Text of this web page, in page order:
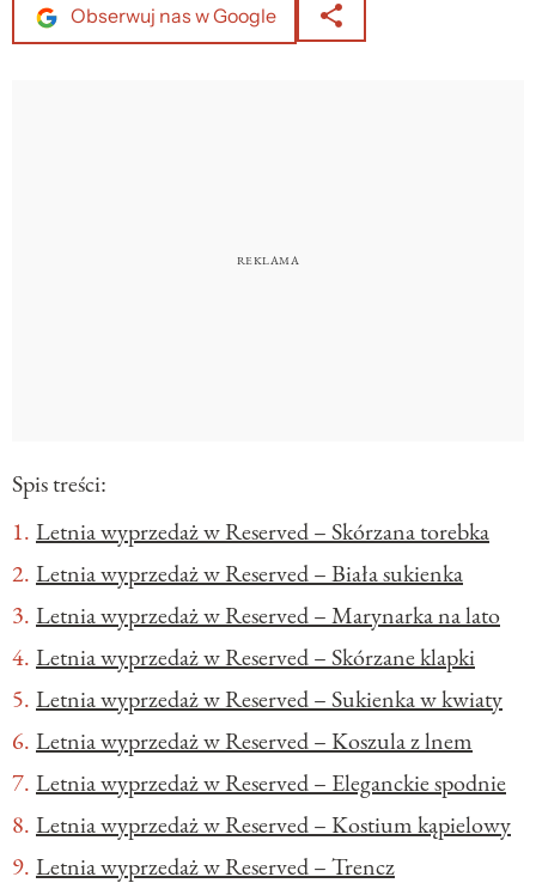
Obserwuj nas w Google
Spis treści:
Letnia wyprzedaż w Reserved – Skórzana torebka
Letnia wyprzedaż w Reserved – Biała sukienka
Letnia wyprzedaż w Reserved – Marynarka na lato
Letnia wyprzedaż w Reserved – Skórzane klapki
Letnia wyprzedaż w Reserved – Sukienka w kwiaty
Letnia wyprzedaż w Reserved – Koszula z lnem
Letnia wyprzedaż w Reserved – Eleganckie spodnie
Letnia wyprzedaż w Reserved – Kostium kąpielowy
Letnia wyprzedaż w Reserved – Trencz